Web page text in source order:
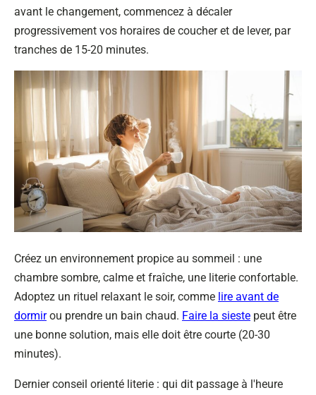
avant le changement, commencez à décaler
progressivement vos horaires de coucher et de lever, par
tranches de 15-20 minutes.
Créez un environnement propice au sommeil : une
chambre sombre, calme et fraîche, une literie confortable.
Adoptez un rituel relaxant le soir, comme lire avant de
dormirou prendre un bain chaud. Faire la sieste peut être
une bonne solution, mais elle doit être courte (20-30
minutes).
Dernier conseil orienté literie : qui dit passage à l'heure